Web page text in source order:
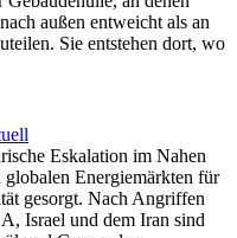
außen entweicht als an
Sie entstehen dort, wo
Eskalation im Nahen
globalen Energiemärkten für
gesorgt. Nach Angriffen
Israel und dem Iran sind